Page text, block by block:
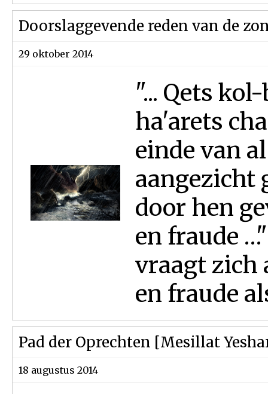
Doorslaggevende reden van de
29 oktober 2014
"... Qets
ha'arets
einde van
aangezicht
door hen
en fraude
vraagt zich
en fraude
Pad der Oprechten [Mesillat
18 augustus 2014